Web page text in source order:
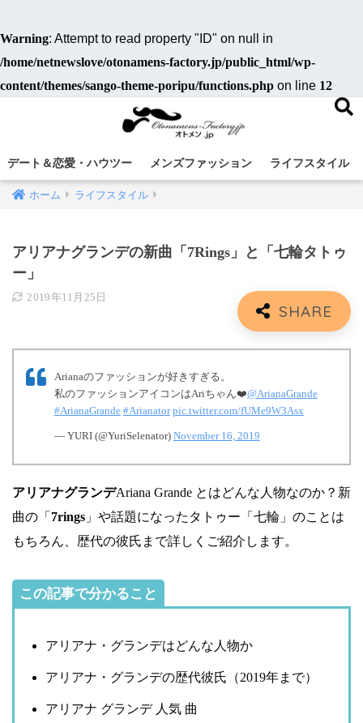
Warning: Attempt to read property "ID" on null in
/home/netnewslove/otonamens-factory.jp/public_html/wp-
content/themes/sango-theme-poripu/functions.php on line 12
デート＆恋愛・ハウツー メンズファッション ライフスタイル
ホーム ライフスタイル
アリアナグランデの新曲「7Rings」と「七輪タトゥ
ー」
2019年11月25日
Arianaのファッションが好きすぎる。
私のファッションアイコンはAriちゃん❤️@ArianaGrande
#ArianaGrande #Arianator pic.twitter.com/fUMe9W3Asx
— YURI (@YuriSelenator) November 16, 2019
アリアナグランデAriana Grande とはどんな人物なのか？新
曲の「 7rings 」や話題になったタトゥー「七輪」のことは
もちろん、歴代の彼氏まで詳しくご紹介します。
この記事で分かること
アリアナ・グランデはどんな人物か
アリアナ・グランデの歴代彼氏（2019年まで）
アリアナ グランデ 人気 曲